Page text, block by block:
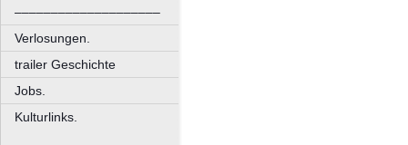
––––––––––––––––––––
Verlosungen.
trailer Geschichte
Jobs.
Kulturlinks.